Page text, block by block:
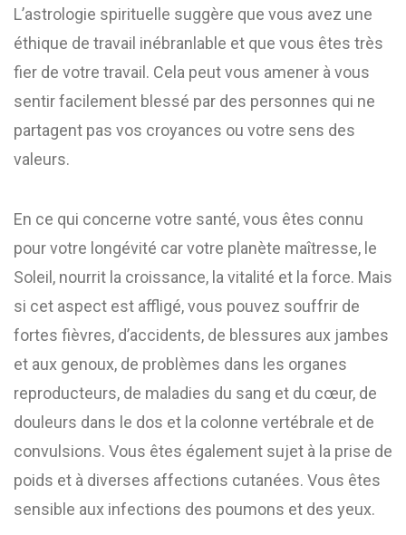
L’astrologie spirituelle suggère que vous avez une
éthique de travail inébranlable et que vous êtes très
fier de votre travail. Cela peut vous amener à vous
sentir facilement blessé par des personnes qui ne
partagent pas vos croyances ou votre sens des
valeurs.
En ce qui concerne votre santé, vous êtes connu
pour votre longévité car votre planète maîtresse, le
Soleil, nourrit la croissance, la vitalité et la force. Mais
si cet aspect est affligé, vous pouvez souffrir de
fortes fièvres, d’accidents, de blessures aux jambes
et aux genoux, de problèmes dans les organes
reproducteurs, de maladies du sang et du cœur, de
douleurs dans le dos et la colonne vertébrale et de
convulsions. Vous êtes également sujet à la prise de
poids et à diverses affections cutanées. Vous êtes
sensible aux infections des poumons et des yeux.